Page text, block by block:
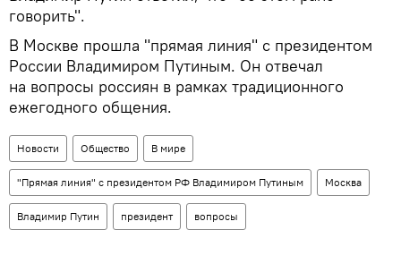
говорить".
В Москве прошла "прямая линия" с президентом
России Владимиром Путиным. Он отвечал
на вопросы россиян в рамках традиционного
ежегодного общения.
Новости Общество В мире
"Прямая линия" с президентом РФ Владимиром Путиным Москва
Владимир Путин президент вопросы